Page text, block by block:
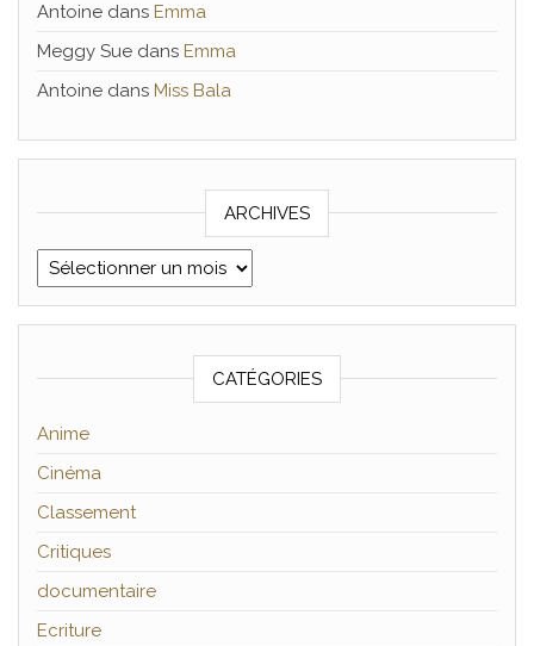
Antoine dans Emma
Meggy Sue dans Emma
Antoine dans Miss Bala
ARCHIVES
Archives
CATÉGORIES
Anime
Cinéma
Classement
Critiques
documentaire
Ecriture